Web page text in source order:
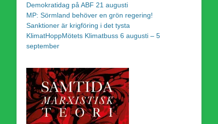
Demokratidag på ABF 21 augusti
MP: Sörmland behöver en grön regering!
Sanktioner är krigföring i det tysta
KlimatHoppMötets Klimatbuss 6 augusti – 5
september